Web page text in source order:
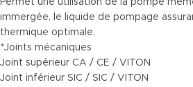
Permet une utilisation de la pompe
immergée, le liquide de pompage
thermique optimale.
*Joints mécaniques
Joint supérieur CA / CE / VITON
Joint inférieur SIC / SIC / VITON